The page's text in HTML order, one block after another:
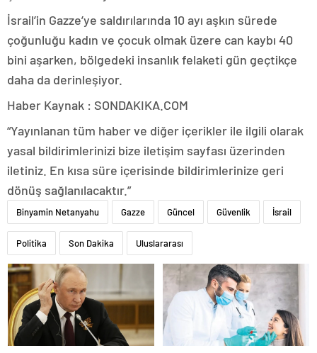
İsrail’in Gazze’ye saldırılarında 10 ayı aşkın sürede
çoğunluğu kadın ve çocuk olmak üzere can kaybı 40
bini aşarken, bölgedeki insanlık felaketi gün geçtikçe
daha da derinleşiyor.
Haber Kaynak : SONDAKIKA.COM
“Yayınlanan tüm haber ve diğer içerikler ile ilgili olarak
yasal bildirimlerinizi bize iletişim sayfası üzerinden
iletiniz. En kısa süre içerisinde bildirimlerinize geri
dönüş sağlanılacaktır.”
Binyamin Netanyahu Gazze Güncel Güvenlik İsrail
Politika Son Dakika Uluslararası